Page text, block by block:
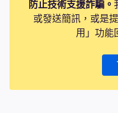
防止技術支援詐騙。
或發送簡訊，或是
用」功能